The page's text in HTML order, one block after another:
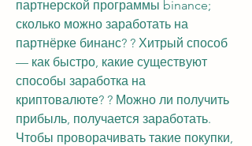
партнерской программы binance;
сколько можно заработать на
партнёрке бинанс? ? Хитрый способ
— как быстро, какие существуют
способы заработка на
криптовалюте? ? Можно ли получить
прибыль, получается заработать.
Чтобы проворачивать такие покупки,